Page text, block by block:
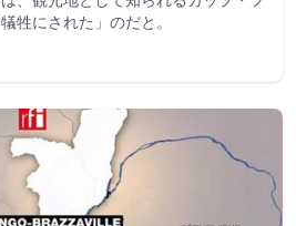
牲にされた」のだと。